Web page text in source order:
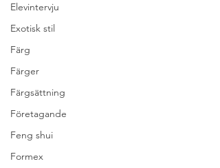
Elevintervju
Exotisk stil
Färg
Färger
Färgsättning
Företagande
Feng shui
Formex